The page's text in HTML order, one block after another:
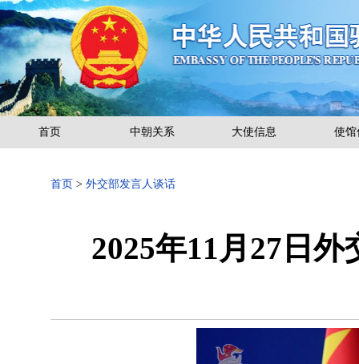
首页 中朝关系 大使信息 使馆
首页 > 外交部发言人谈话
2025年11月27日